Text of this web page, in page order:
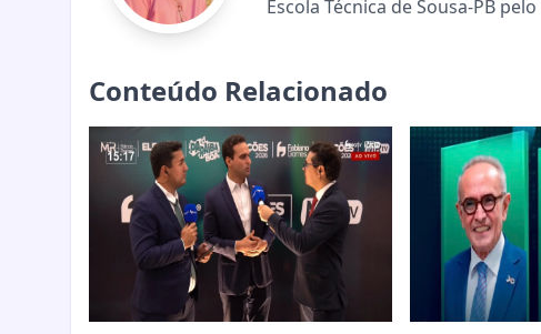
Escola Técnica de Sousa-PB
Conteúdo Relacionado